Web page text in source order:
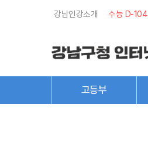
강남인강소개 수능 D-104
고등부